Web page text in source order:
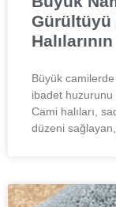
Gürültüyü
Büyük camilerde
ibadet
Cami halıları,
düzeni